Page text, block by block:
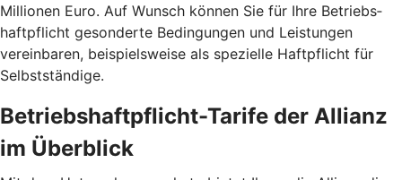
Millionen Euro. Auf Wunsch können Sie für Ihre Betriebs­
haftpflicht gesonderte Bedingungen und Leistungen
vereinbaren, beispielsweise als spezielle Haft­pflicht für
Selbst­ständige.
Betriebs­haftpflicht-Tarife der Allianz
im Überblick